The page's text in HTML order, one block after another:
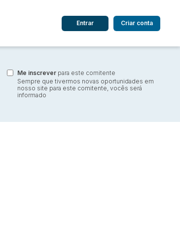
até R$
Entrar Criar conta
Me inscrever para este comitente
Sempre que tivermos novas oportunidades em
nosso site para este comitente, vocês será
informado